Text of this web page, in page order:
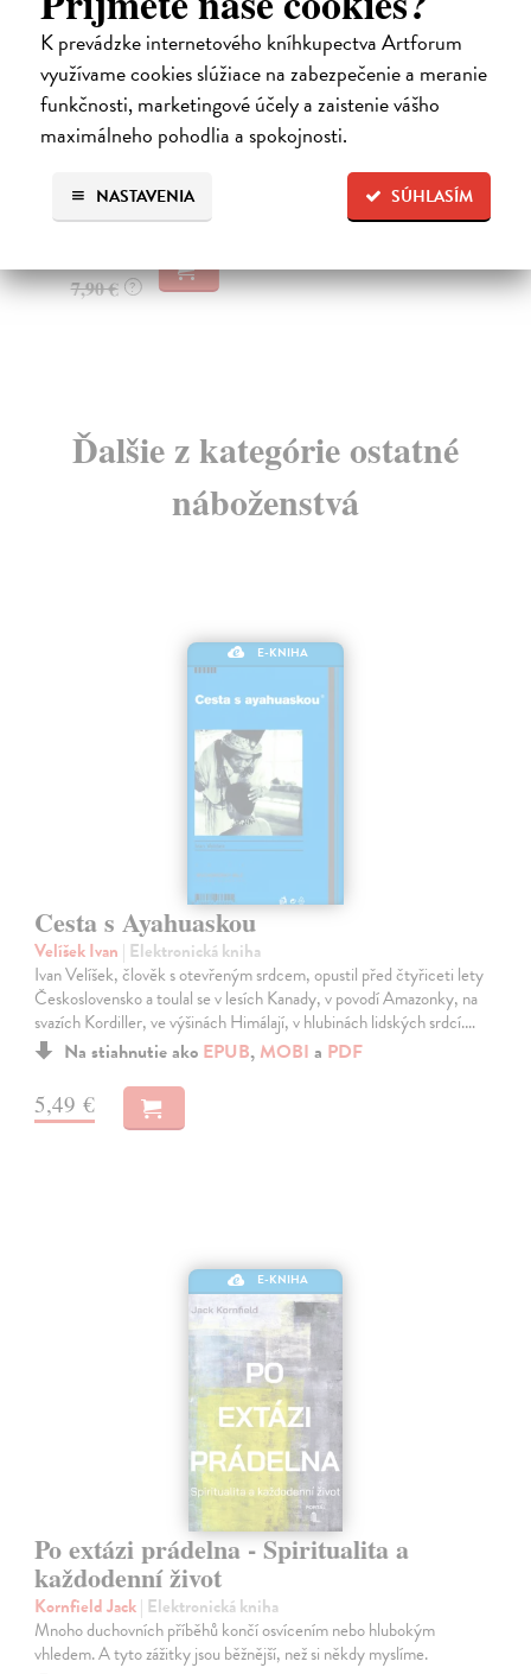
K prevádzke internetového kníhkupectva Artforum
využívame cookies slúžiace na zabezpečenie a meranie
funkčnosti, marketingové účely a zaistenie vášho
maximálneho pohodlia a spokojnosti.
SÚHLASÍM
NASTAVENIA
Tibetský buddhizmus: Filozofia
a prax
Dalajláma| Kniha
Na rozdiel od bádania a rozvoja vedy a techniky vo
vonkajšom svete, sa mnohé východné tradície zamer...
Na sklade ?
7,90 € ?
Ďalšie z kategórie ostatné
náboženstvá
E-KNIHA
Cesta s Ayahuaskou
Velíšek Ivan | Elektronická kniha
Ivan Velíšek, člověk s otevřeným srdcem, opustil před čtyřiceti lety
Československo a toulal se v lesích Kanady, v povodí Amazonky, na
svazích Kordiller, ve výšinách Himálají, v hlubinách lidských srdcí.…
Na stiahnutie ako EPUB, MOBI a PDF
5,49 €
E-KNIHA
Po extázi prádelna - Spiritualita a
každodenní život
Kornfield Jack| Elektronická kniha
Mnoho duchovních příběhů končí osvícením nebo hlubokým
vhledem. A tyto zážitky jsou běžnější, než si někdy myslíme.